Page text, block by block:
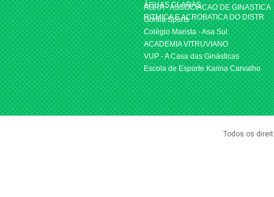
ÁGUAS CLARAS
AGRA - ASSOCIACAO DE GINASTICA
RITMICA E ACROBATICA DO DISTR
Gorilla Sports
Colégio Marista - Asa Sul
ACADEMIA VITRUVIANO
VUP - A Casa das Ginásticas
Escola de Esporte Karina Carvalho
Todos os